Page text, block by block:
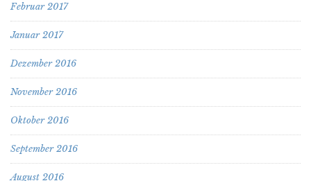
Februar 2017
Januar 2017
Dezember 2016
November 2016
Oktober 2016
September 2016
August 2016